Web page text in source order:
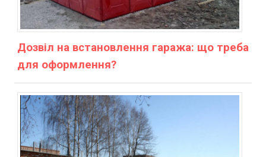
Дозвіл на встановлення гаража: що треба
для оформлення?